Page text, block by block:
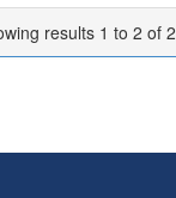
results 1 to 2 of 2